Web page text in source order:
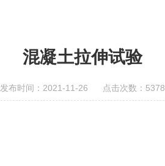
混凝土拉伸试验
发布时间：2021-11-26 点击次数：5378